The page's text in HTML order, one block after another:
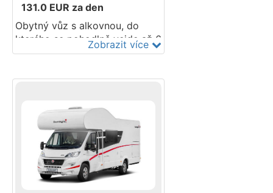
131.0 EUR za den
Obytný vůz s alkovnou, do
kterého se pohodlně vejde až 6
cestujících. Kuchyň, sprcha,
cestujících jsou samozřejmostí.
garáže se vejde vaše sportovní
náčiní, kempingový nábytek i
motocykl. Automatická
převodovka. Postaveno na
podvozku Fiat. Modelový rok
2025–2026. Do tohoto vozidla
lze umístit 2 dětské
Zobrazit více